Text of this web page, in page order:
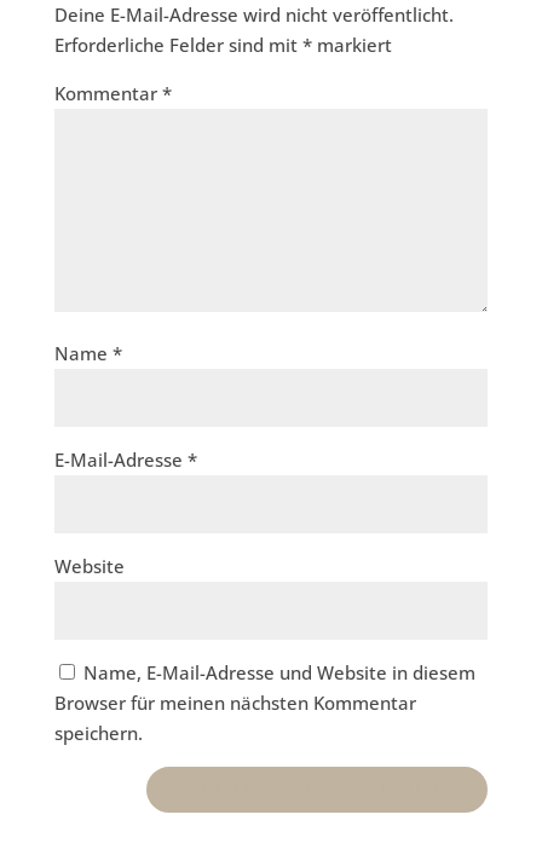
Deine E-Mail-Adresse wird nicht veröffentlicht.
Erforderliche Felder sind mit *markiert
Kommentar *
Name *
E-Mail-Adresse *
Website
Name, E-Mail-Adresse und Website in diesem
Browser für meinen nächsten Kommentar
speichern.